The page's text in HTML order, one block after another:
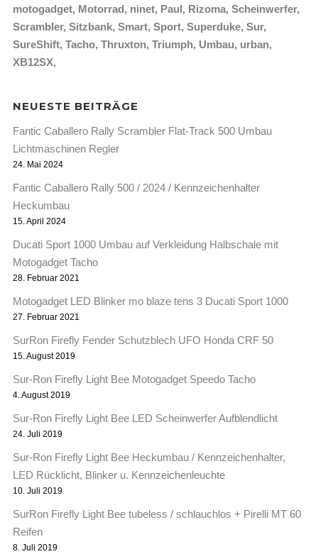
motogadget
Motorrad ninet Paul Rizoma Scheinwerfer
Scrambler Sitzbank Smart Sport Superduke Sur
SureShift Tacho Thruxton Triumph Umbau urban
XB12SX
NEUESTE BEITRÄGE
Fantic Caballero Rally Scrambler Flat-Track 500 Umbau
Lichtmaschinen Regler
24. Mai 2024
Fantic Caballero Rally 500 / 2024 / Kennzeichenhalter
Heckumbau
15. April 2024
Ducati Sport 1000 Umbau auf Verkleidung Halbschale mit
Motogadget Tacho
28. Februar 2021
Motogadget LED Blinker mo blaze tens 3 Ducati Sport 1000
27. Februar 2021
SurRon Firefly Fender Schutzblech UFO Honda CRF 50
15. August 2019
Sur-Ron Firefly Light Bee Motogadget Speedo Tacho
4. August 2019
Sur-Ron Firefly Light Bee LED Scheinwerfer Aufblendlicht
24. Juli 2019
Sur-Ron Firefly Light Bee Heckumbau / Kennzeichenhalter,
LED Rücklicht, Blinker u. Kennzeichenleuchte
10. Juli 2019
SurRon Firefly Light Bee tubeless / schlauchlos + Pirelli MT 60
Reifen
8. Juli 2019